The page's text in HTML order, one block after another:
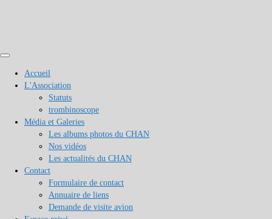
Accueil
L'Association
Statuts
trombinoscope
Média et Galeries
Les albums photos du CHAN
Nos vidéos
Les actualités du CHAN
Contact
Formulaire de contact
Annuaire de liens
Demande de visite avion